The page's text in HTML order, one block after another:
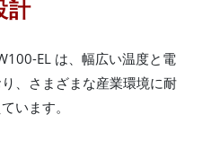
計
EL は、幅広い温度と電
、さまざまな産業環境に耐
います。